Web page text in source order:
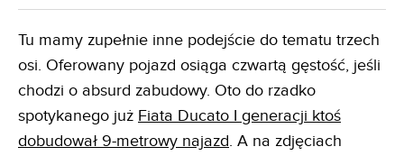
Tu mamy zupełnie inne podejście do tematu trzech
osi. Oferowany pojazd osiąga czwartą gęstość, jeśli
chodzi o absurd zabudowy. Oto do rzadko
spotykanego już Fiata Ducato I generacji ktoś
dobudował 9-metrowy najazd. A na zdjęciach